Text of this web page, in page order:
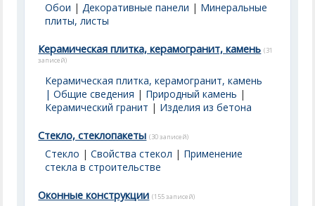
Обои |Декоративные панели | Минеральные
плиты, листы
Керамическая плитка, керамогранит, камень (31
записей)
Керамическая плитка, керамогранит, камень
| Общие сведения | Природный камень |
Керамический гранит | Изделия из бетона
Стекло, стеклопакеты (30 записей)
Стекло |Свойства стекол | Применение
стекла в строительстве
Оконные конструкции (155 записей)